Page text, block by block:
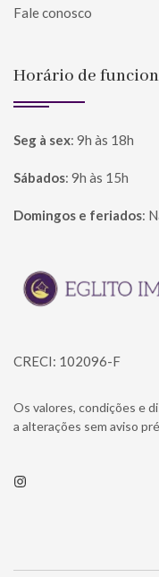
Fale conosco
Horário de
Seg à sex: 9h às 18h
Sábados: 9h às 15h
Domingos e feriados:
Página inicial
CRECI: 102096-F
Os valores, condições e
a alterações sem aviso
Instagram